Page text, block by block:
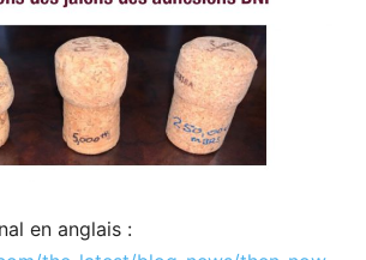
en anglais :